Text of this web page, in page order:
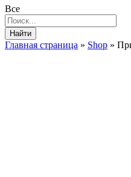
Все
Найти
Главная страница » Shop »